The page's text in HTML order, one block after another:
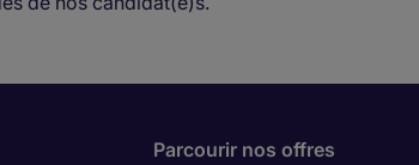
Parcourir nos offres